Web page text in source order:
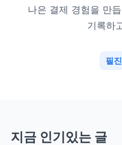
나은 결제 경험을 만
기록하
필
지금 인기있는 글